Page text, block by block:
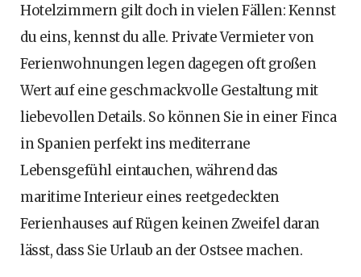
Hotelzimmern gilt doch in vielen Fällen: Kennst
du eins, kennst du alle. Private Vermieter von
Ferienwohnungen legen dagegen oft großen
Wert auf eine geschmackvolle Gestaltung mit
liebevollen Details. So können Sie in einer Finca
in Spanien perfekt ins mediterrane
Lebensgefühl eintauchen, während das
maritime Interieur eines reetgedeckten
Ferienhauses auf Rügen keinen Zweifel daran
lässt, dass Sie Urlaub an der Ostsee machen.